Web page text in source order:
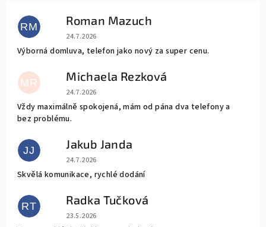
RM Roman Mazuch
Hodnocení obchodu je 5 z 5 hvězdiček.
24.7.2026
Výborná domluva, telefon jako nový za super cenu.
MR Michaela Rezková
Hodnocení obchodu je 5 z 5 hvězdiček.
24.7.2026
Vždy maximálně spokojená, mám od pána dva telefony a
bez problému.
JJ Jakub Janda
Hodnocení obchodu je 5 z 5 hvězdiček.
24.7.2026
Skvělá komunikace, rychlé dodání
RT Radka Tučková
Hodnocení obchodu je 5 z 5 hvězdiček.
23.5.2026